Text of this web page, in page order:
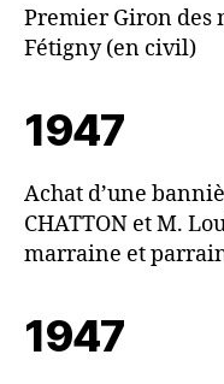
Premier Giron des
Fétigny (en civil)
1947
Achat d’une
CHATTON et M.
marraine et
1947